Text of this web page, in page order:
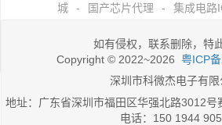
城
- 国产芯片代理 - 集成电路
如有侵权，联系删除，特
Copyright © 2022~2026 粤ICP
深圳市科微杰电子有限
地址：广东省深圳市福田区华强北路3012
电话：150 1944